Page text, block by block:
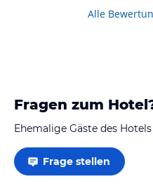
Umgebung und natürlich
Alle
Fragen zum
Ehemalige Gäste des
Frage stellen